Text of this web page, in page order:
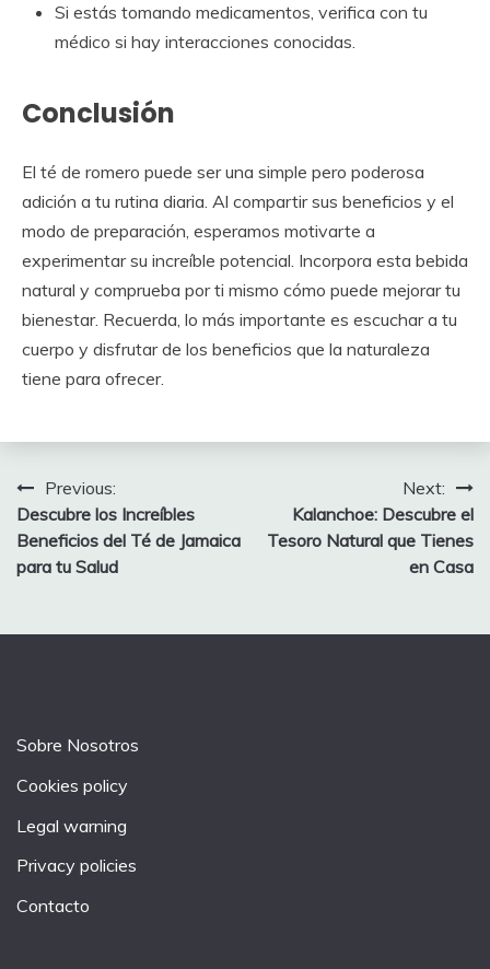
Si estás tomando medicamentos, verifica con tu
médico si hay interacciones conocidas.
Conclusión
El té de romero puede ser una simple pero poderosa
adición a tu rutina diaria. Al compartir sus beneficios y el
modo de preparación, esperamos motivarte a
experimentar su increíble potencial. Incorpora esta bebida
natural y comprueba por ti mismo cómo puede mejorar tu
bienestar. Recuerda, lo más importante es escuchar a tu
cuerpo y disfrutar de los beneficios que la naturaleza
tiene para ofrecer.
Post
navigation
Previous:
Descubre los Increíbles
Beneficios del Té de Jamaica
para tu Salud
Next:
Kalanchoe: Descubre el
Tesoro Natural que Tienes
en Casa
Sobre Nosotros
Cookies policy
Legal warning
Privacy policies
Contacto